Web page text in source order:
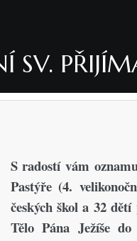
SV.
S radostí vám
Pastýře (4.
českých škol a 32
Tělo Pána Ježíše